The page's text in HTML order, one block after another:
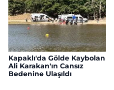
Kapaklı'da Gölde Kaybolan
Ali Karakan'ın Cansız
Bedenine Ulaşıldı